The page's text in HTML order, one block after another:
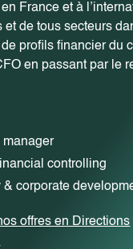
en France et à
et de tous secteurs
profils financier du
en passant par le
manager
controlling
& corporate
offres en Directions